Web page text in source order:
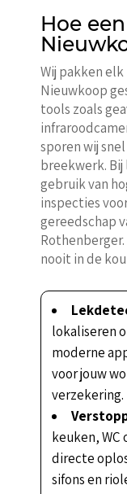
Hoe
Wij pakken
Nieuwkoop
tools zoals
sporen wij
breekwerk.
gebruik van
inspecties
gereedschap
nooit in de
lokaliseren
moderne
voor jouw
verzekering.
keuken, WC
directe
sifons en